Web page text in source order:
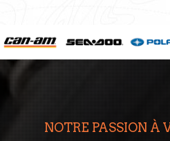
NOTRE PASSION À